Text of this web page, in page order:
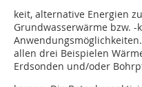
keit, alternative Energien
Grundwasserwärme bzw.
allen drei Beispielen
Erdsonden und/oder